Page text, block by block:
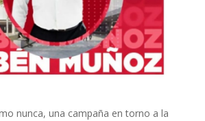
nunca, una campaña en torno a la